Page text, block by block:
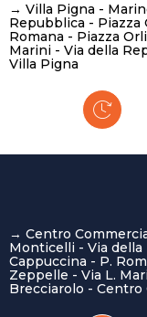
→ Villa Pigna -
Repubblica - Piazza
Romana - Piazza
Marini - Via della
Villa Pigna
→ Centro
Monticelli - Via della
Cappuccina - P.
Zeppelle - Via L.
Brecciarolo - Centro